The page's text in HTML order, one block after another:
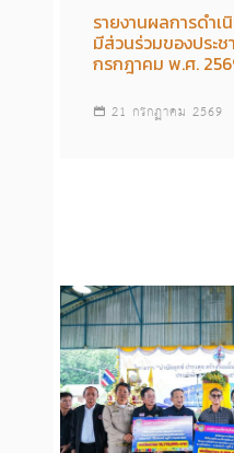
รายงานผลการดำเ
มีส่วนร่วมของประช
กรกฎาคม พ.ศ.
21 กรกฏาคม 2569